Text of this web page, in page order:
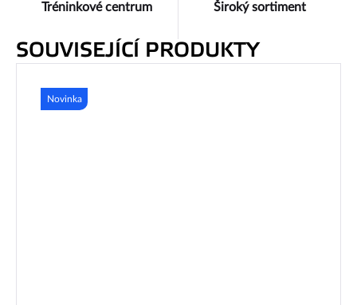
Tréninkové centrum Široký sortiment
SOUVISEJÍCÍ PRODUKTY
Novinka